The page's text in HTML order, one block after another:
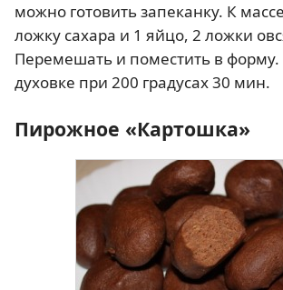
можно готовить запеканку. К
ложку сахара и 1 яйцо, 2 ложки
Перемешать и поместить в форму.
духовке при 200 градусах 30 мин.
Пирожное «Картошка»